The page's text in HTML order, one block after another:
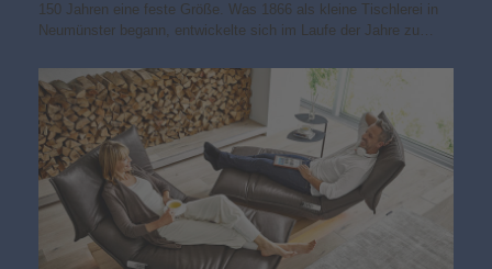
150 Jahren eine feste Größe. Was 1866 als kleine Tischlerei in
Neumünster begann, entwickelte sich im Laufe der Jahre zu…